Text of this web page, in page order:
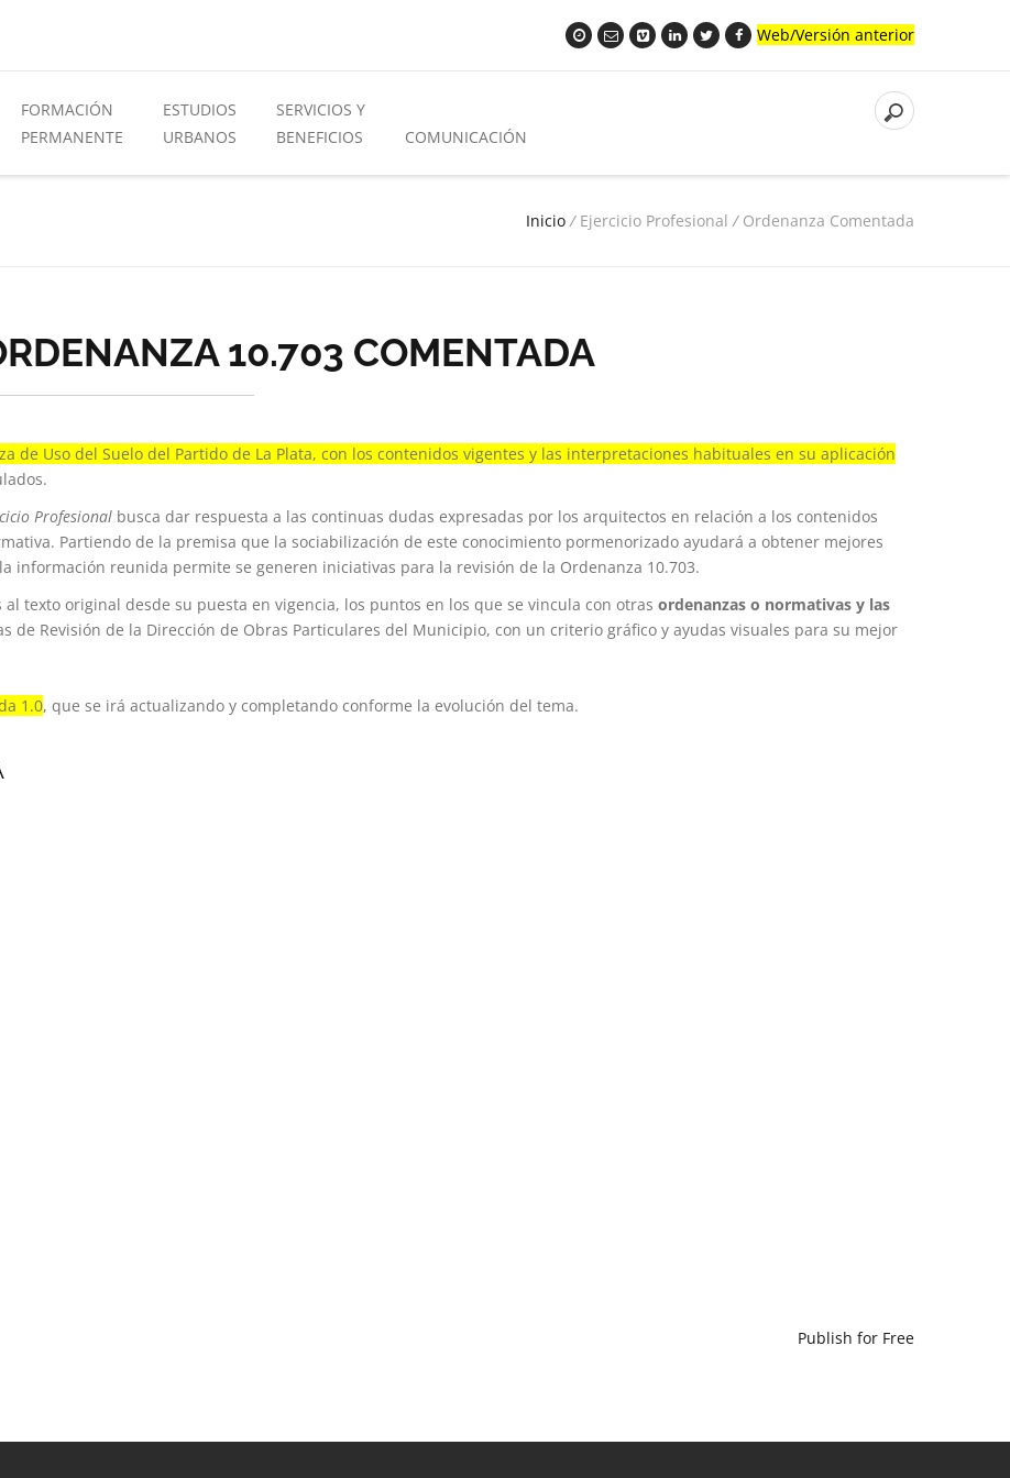
Web/Versión anterior
FORMACIÓN
PERMANENTE
ESTUDIOS
URBANOS
SERVICIOS Y
BENEFICIOS
COMUNICACIÓN
Inicio /Ejercicio Profesional/Ordenanza Comentada
10.703 COMENTADA
de Uso del Suelo del Partido de La Plata, con los contenidos vigentes y las interpretaciones habituales en su aplicación
Profesional busca dar respuesta a las continuas dudas expresadas por los arquitectos en relación a los contenidos
Partiendo de la premisa que la sociabilización de este conocimiento pormenorizado ayudará a obtener mejores
información reunida permite se generen iniciativas para la revisión de la Ordenanza 10.703.
al texto original desde su puesta en vigencia, los puntos en los que se vincula con otras ordenanzas o normativas y las
de Revisión de la Dirección de Obras Particulares del Municipio, con un criterio gráfico y ayudas visuales para su mejor
1.0, que se irá actualizando y completando conforme la evolución del tema.
Publish for Free